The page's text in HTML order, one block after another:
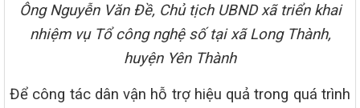
Ông Nguyễn Văn Đề, Chủ tịch UBND xã triển khai
nhiệm vụ Tổ công nghệ số tại xã Long Thành,
huyện Yên Thành
Để công tác dân vận hỗ trợ hiệu quả trong quá trình